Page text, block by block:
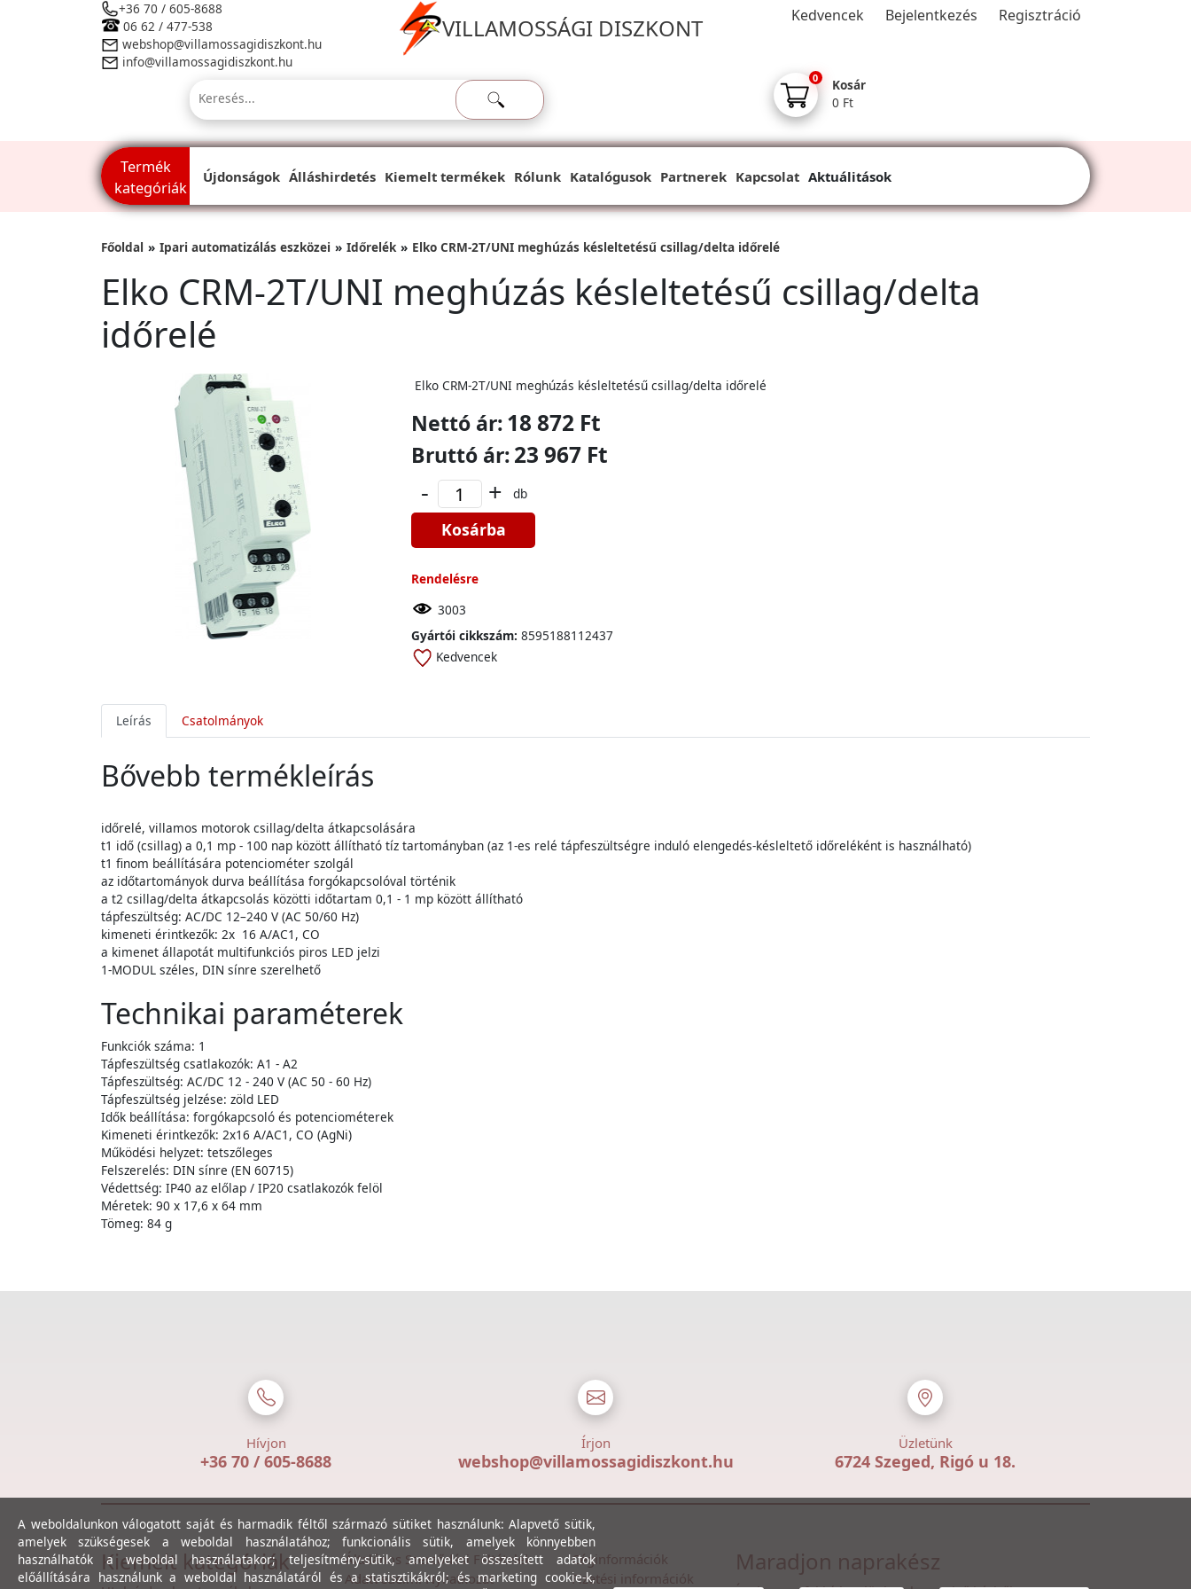
+36 70 / 605-8688
06 62 / 477-538
webshop@villamossagidiszkont.hu
info@villamossagidiszkont.hu
VILLAMOSSÁGI DISZKONT Kedvencek Bejelentkezés Regisztráció
0
Kosár
0 Ft
Termék
kategóriák
Újdonságok Álláshirdetés Kiemelt termékek Rólunk Katalógusok Partnerek Kapcsolat Aktuálitások
Főoldal Ipari automatizálás eszközei Időrelék Elko CRM-2T/UNI meghúzás késleltetésű csillag/delta időrelé
Elko CRM-2T/UNI meghúzás késleltetésű csillag/delta
időrelé
Elko CRM-2T/UNI meghúzás késleltetésű csillag/delta időrelé
Nettó ár:18 872 Ft
Bruttó ár:23 967 Ft
- + db
Kosárba
Rendelésre
3003
Gyártói cikkszám: 8595188112437
Kedvencek
Leírás Csatolmányok
Bővebb termékleírás
időrelé, villamos motorok csillag/delta átkapcsolására
t1 idő (csillag) a 0,1 mp - 100 nap között állítható tíz tartományban (az 1-es relé tápfeszültségre induló elengedés-késleltető időreléként is használható)
t1 finom beállítására potenciométer szolgál
az időtartományok durva beállítása forgókapcsolóval történik
a t2 csillag/delta átkapcsolás közötti időtartam 0,1 - 1 mp között állítható
tápfeszültség: AC/DC 12–240 V (AC 50/60 Hz)
kimeneti érintkezők: 2x 16 A/AC1, CO
a kimenet állapotát multifunkciós piros LED jelzi
1-MODUL széles, DIN sínre szerelhető
Technikai paraméterek
Funkciók száma: 1
Tápfeszültség csatlakozók: A1 - A2
Tápfeszültség: AC/DC 12 - 240 V (AC 50 - 60 Hz)
Tápfeszültség jelzése: zöld LED
Idők beállítása: forgókapcsoló és potenciométerek
Kimeneti érintkezők: 2x16 A/AC1, CO (AgNi)
Működési helyzet: tetszőleges
Felszerelés: DIN sínre (EN 60715)
Védettség: IP40 az előlap / IP20 csatlakozók felöl
Méretek: 90 x 17,6 x 64 mm
Tömeg: 84 g
Hívjon
+36 70 / 605-8688
Írjon
webshop@villamossagidiszkont.hu
Üzletünk
6724 Szeged, Rigó u 18.
Kiemelt kategóriák
Általános Szerződési Feltételek
Adatvédelmi Nyilatkozat
Céginformációk
Fizetési információk
Maradjon naprakész
A weboldalunkon válogatott saját és harmadik féltől származó sütiket használunk: Alapvető sütik,
amelyek szükségesek a weboldal használatához; funkcionális sütik, amelyek könnyebben
használhatók a weboldal használatakor; teljesítmény-sütik, amelyeket összesített adatok
előállítására használunk a weboldal használatáról és a statisztikákról; és marketing cookie-k,